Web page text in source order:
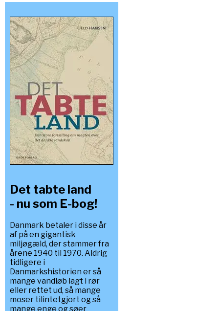
Det tabte land
- nu som E-bog!
Danmark betaler i disse år
af på en gigantisk
miljøgæld, der stammer fra
årene 1940 til 1970. Aldrig
tidligere i
Danmarkshistorien er så
mange vandløb lagt i rør
eller rettet ud, så mange
moser tilintetgjort og så
mange enge og søer